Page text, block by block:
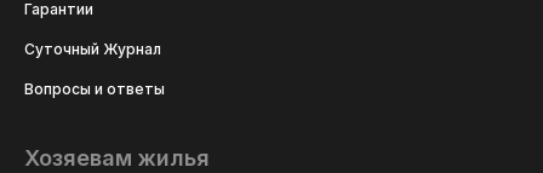
Гарантии
Суточный Журнал
Вопросы и ответы
Хозяевам жилья